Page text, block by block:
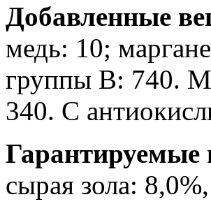
Добавленные
медь: 10;
группы В: 740.
340. С
Гарантируемые
сырая зола: